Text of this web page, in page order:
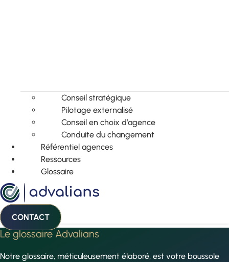
Conseil stratégique
Pilotage externalisé
Conseil en choix d’agence
Conduite du changement
Référentiel agences
Ressources
Glossaire
CONTACT
Le glossaire Advalians
Notre glossaire, méticuleusement élaboré, est votre boussole